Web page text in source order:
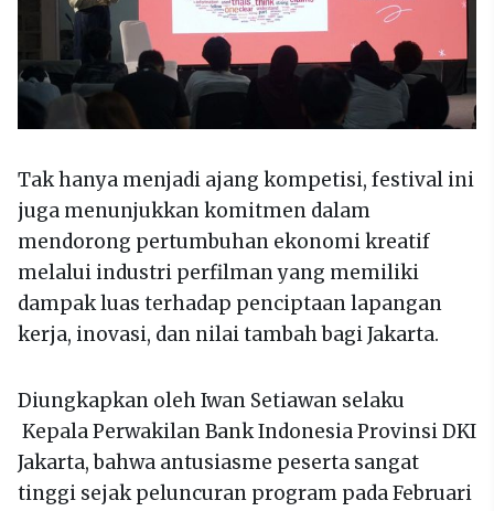
Tak hanya menjadi ajang kompetisi, festival ini
juga menunjukkan komitmen dalam
mendorong pertumbuhan ekonomi kreatif
melalui industri perfilman yang memiliki
dampak luas terhadap penciptaan lapangan
kerja, inovasi, dan nilai tambah bagi Jakarta.
Diungkapkan oleh Iwan Setiawan selaku
Kepala Perwakilan Bank Indonesia Provinsi DKI
Jakarta, bahwa antusiasme peserta sangat
tinggi sejak peluncuran program pada Februari